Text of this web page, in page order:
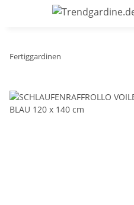
Fertiggardinen